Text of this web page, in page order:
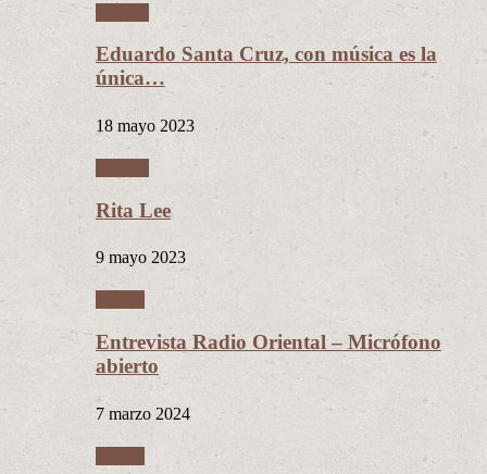
Eduardo Santa Cruz, con música es la
única…
18 mayo 2023
Rita Lee
9 mayo 2023
Entrevista Radio Oriental – Micrófono
abierto
7 marzo 2024